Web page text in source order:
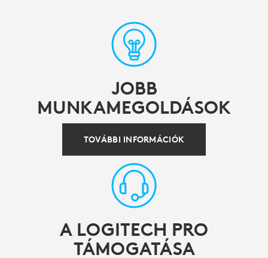
JOBB
MUNKAMEGOLDÁSOK
TOVÁBBI INFORMÁCIÓK
A LOGITECH PRO
TÁMOGATÁSA